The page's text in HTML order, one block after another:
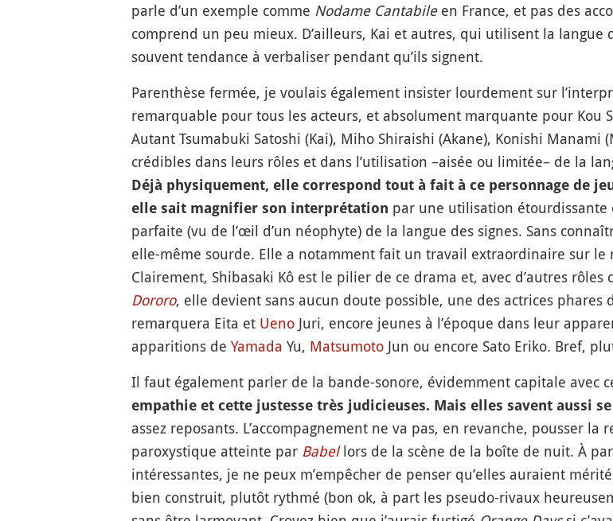
parle d’un exemple comme Nodame Cantabileen France, et pas des
comprend un peu mieux. D’ailleurs, Kai et autres, qui utilisent la langue
souvent tendance à verbaliser pendant qu’ils signent.
Parenthèse fermée, je voulais également insister lourdement sur
remarquable pour tous les acteurs, et absolument marquante pour Kou
Autant Tsumabuki Satoshi (Kai), Miho Shiraishi (Akane), Konishi
crédibles dans leurs rôles et dans l’utilisation –aisée ou limitée– de la
Déjà physiquement, elle correspond tout à fait à ce personnage de
elle sait magnifier son interprétation par une utilisation
parfaite (vu de l’œil d’un néophyte) de la langue des signes. Sans
elle-même sourde. Elle a notamment fait un travail extraordinaire sur le
Clairement, Shibasaki Kô est le pilier de ce drama et, avec d’autres
Dororo, elle devient sans aucun doute possible, une des actrices phares
remarquera Eita et UenoJuri, encore jeunes à l’époque dans leur
apparitions de Yamada Yu, MatsumotoJun ou encore Sato Eriko. Bref,
Il faut également parler de la bande-sonore, évidemment capitale avec
empathie et cette justesse très judicieuses. Mais elles savent aussi
assez reposants. L’accompagnement ne va pas, en revanche, pousser la
paroxystique atteinte par Babellors de la scène de la boîte de nuit. À
intéressantes, je ne peux m’empêcher de penser qu’elles auraient
bien construit, plutôt rythmé (bon ok, à part les pseudo-rivaux